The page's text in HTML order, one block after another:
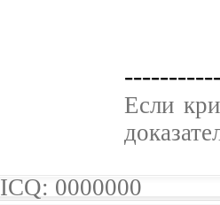
Если
ICQ: 0000000